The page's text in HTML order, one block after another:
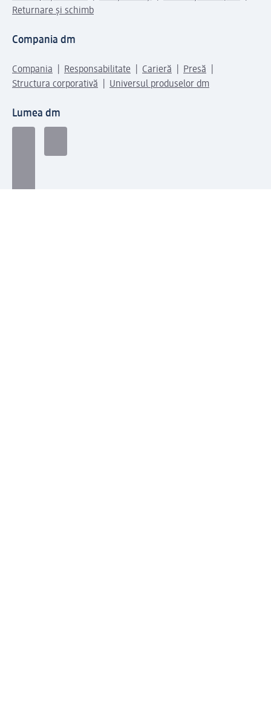
Returnare și schimb
Compania dm
Compania Responsabilitate Carieră
Presă
Structura corporativă
Universul produselor dm
Lumea dm